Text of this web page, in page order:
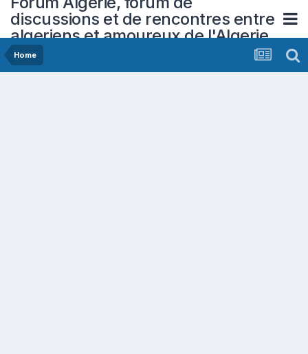
discussions et de rencontres entre
algeriens et amoureux de l'Algerie
Home